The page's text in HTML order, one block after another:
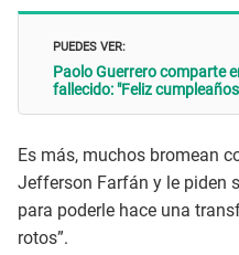
PUEDES VER:
Paolo Guerrero comparte
fallecido: "Feliz
Es más, muchos bromean
Jefferson Farfán y le piden
para poderle hace una
rotos”.